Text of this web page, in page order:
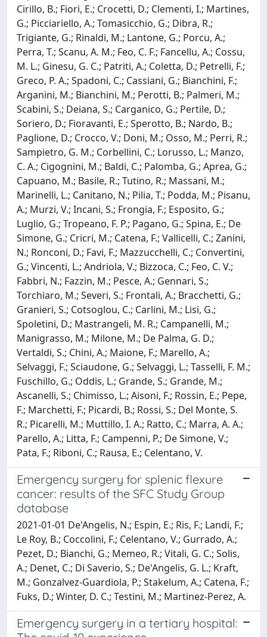
Cirillo, B.; Fiori, E.; Crocetti, D.; Clementi, I.; Martines,
G.; Picciariello, A.; Tomasicchio, G.; Dibra, R.;
Trigiante, G.; Rinaldi, M.; Lantone, G.; Porcu, A.;
Perra, T.; Scanu, A. M.; Feo, C. F.; Fancellu, A.; Cossu,
M. L.; Ginesu, G. C.; Patriti, A.; Coletta, D.; Petrelli, F.;
Greco, P. A.; Spadoni, C.; Cassiani, G.; Bianchini, F.;
Arganini, M.; Bianchini, M.; Perotti, B.; Palmeri, M.;
Scabini, S.; Deiana, S.; Carganico, G.; Pertile, D.;
Soriero, D.; Fioravanti, E.; Sperotto, B.; Nardo, B.;
Paglione, D.; Crocco, V.; Doni, M.; Osso, M.; Perri, R.;
Sampietro, G. M.; Corbellini, C.; Lorusso, L.; Manzo,
C. A.; Cigognini, M.; Baldi, C.; Palomba, G.; Aprea, G.;
Capuano, M.; Basile, R.; Tutino, R.; Massani, M.;
Marinelli, L.; Canitano, N.; Pilia, T.; Podda, M.; Pisanu,
A.; Murzi, V.; Incani, S.; Frongia, F.; Esposito, G.;
Luglio, G.; Tropeano, F. P.; Pagano, G.; Spina, E.; De
Simone, G.; Cricri, M.; Catena, F.; Vallicelli, C.; Zanini,
N.; Ronconi, D.; Favi, F.; Mazzucchelli, C.; Convertini,
G.; Vincenti, L.; Andriola, V.; Bizzoca, C.; Feo, C. V.;
Fabbri, N.; Fazzin, M.; Pesce, A.; Gennari, S.;
Torchiaro, M.; Severi, S.; Frontali, A.; Bracchetti, G.;
Granieri, S.; Cotsoglou, C.; Carlini, M.; Lisi, G.;
Spoletini, D.; Mastrangeli, M. R.; Campanelli, M.;
Manigrasso, M.; Milone, M.; De Palma, G. D.;
Vertaldi, S.; Chini, A.; Maione, F.; Marello, A.;
Selvaggi, F.; Sciaudone, G.; Selvaggi, L.; Tasselli, F. M.;
Fuschillo, G.; Oddis, L.; Grande, S.; Grande, M.;
Ascanelli, S.; Chimisso, L.; Aisoni, F.; Rossin, E.; Pepe,
F.; Marchetti, F.; Picardi, B.; Rossi, S.; Del Monte, S.
R.; Picarelli, M.; Muttillo, I. A.; Ratto, C.; Marra, A. A.;
Parello, A.; Litta, F.; Campenni, P.; De Simone, V.;
Pata, F.; Riboni, C.; Rausa, E.; Celentano, V.
Emergency surgery for splenic flexure
cancer: results of the SFC Study Group
database
2021-01-01 De'Angelis, N.; Espin, E.; Ris, F.; Landi, F.;
Le Roy, B.; Coccolini, F.; Celentano, V.; Gurrado, A.;
Pezet, D.; Bianchi, G.; Memeo, R.; Vitali, G. C.; Solis,
A.; Denet, C.; Di Saverio, S.; De'Angelis, G. L.; Kraft,
M.; Gonzalvez-Guardiola, P.; Stakelum, A.; Catena, F.;
Fuks, D.; Winter, D. C.; Testini, M.; Martinez-Perez, A.
Emergency surgery in a tertiary hospital: